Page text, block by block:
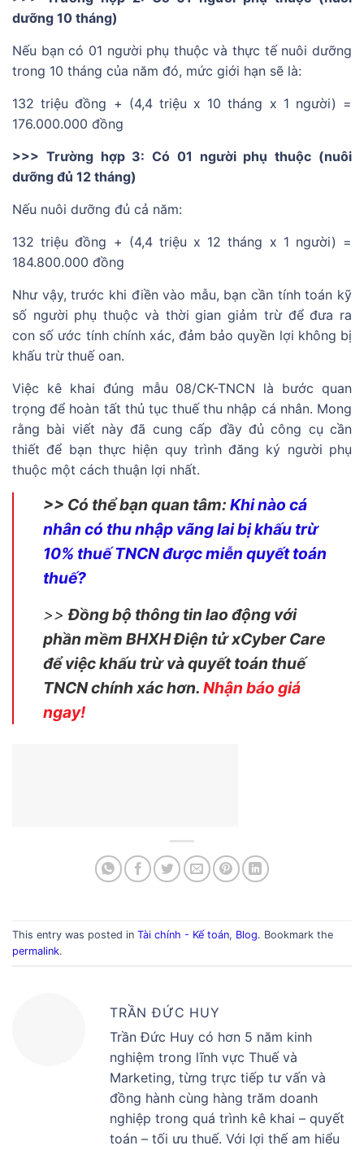
dưỡng 10 tháng)
Nếu bạn có 01 người phụ thuộc và thực tế nuôi dưỡng
trong 10 tháng của năm đó, mức giới hạn sẽ là:
132 triệu đồng + (4,4 triệu x 10 tháng x 1 người) =
176.000.000 đồng
>>> Trường hợp 3: Có 01 người phụ thuộc (nuôi
dưỡng đủ 12 tháng)
Nếu nuôi dưỡng đủ cả năm:
132 triệu đồng + (4,4 triệu x 12 tháng x 1 người) =
184.800.000 đồng
Như vậy, trước khi điền vào mẫu, bạn cần tính toán kỹ
số người phụ thuộc và thời gian giảm trừ để đưa ra
con số ước tính chính xác, đảm bảo quyền lợi không bị
khấu trừ thuế oan.
Việc kê khai đúng mẫu 08/CK-TNCN là bước quan
trọng để hoàn tất thủ tục thuế thu nhập cá nhân. Mong
rằng bài viết này đã cung cấp đầy đủ công cụ cần
thiết để bạn thực hiện quy trình đăng ký người phụ
thuộc một cách thuận lợi nhất.
>> Có thể bạn quan tâm: Khi nào cá
nhân có thu nhập vãng lai bị khấu trừ
10% thuế TNCN được miễn quyết toán
thuế?
>>Đồng bộ thông tin lao động với
phần mềm BHXH Điện tử xCyber Care
để việc khấu trừ và quyết toán thuế
TNCN chính xác hơn. Nhận báo giá
ngay!
This entry was posted in Tài chính - Kế toán, Blog. Bookmark the
permalink.
TRẦN ĐỨC HUY
Trần Đức Huy có hơn 5 năm kinh
nghiệm trong lĩnh vực Thuế và
Marketing, từng trực tiếp tư vấn và
đồng hành cùng hàng trăm doanh
nghiệp trong quá trình kê khai – quyết
toán – tối ưu thuế. Với lợi thế am hiểu